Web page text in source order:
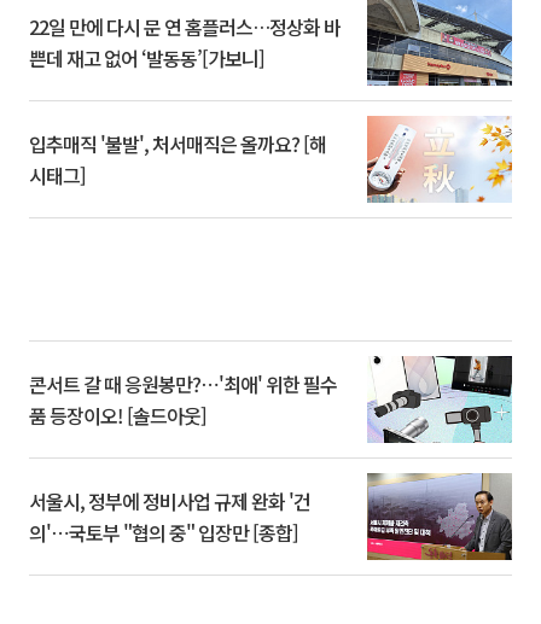
22일 만에 다시 문 연 홈플러스…정상화 바
쁜데 재고 없어 ‘발동동’[가보니]
입추매직 '불발', 처서매직은 올까요? [해
시태그]
콘서트 갈 때 응원봉만?⋯'최애' 위한 필수
품 등장이오! [솔드아웃]
서울시, 정부에 정비사업 규제 완화 '건
의'⋯국토부 "협의 중" 입장만 [종합]